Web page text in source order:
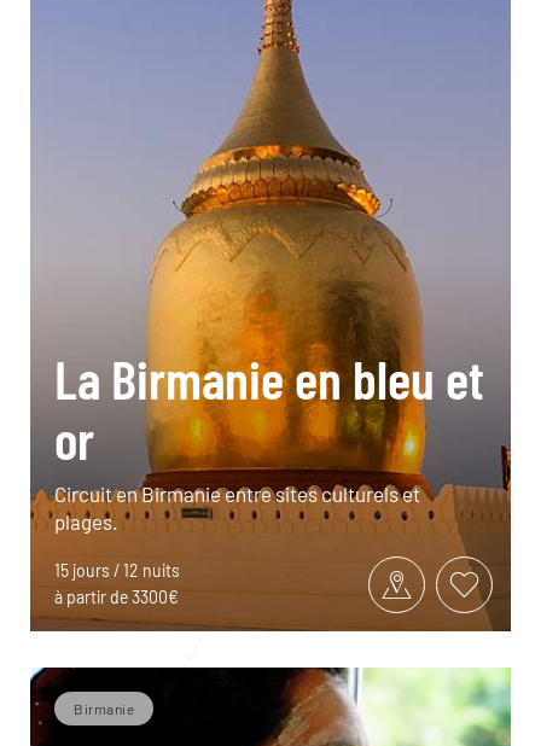
La Birmanie en bleu et
or
Circuit en Birmanie entre sites culturels et
plages.
15 jours / 12 nuits
à partir de 3300€
Birmanie